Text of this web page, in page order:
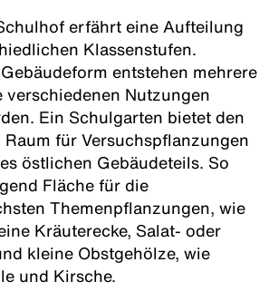
erfährt eine Aufteilung
Klassenstufen.
entstehen mehrere
verschiedenen Nutzungen
Ein Schulgarten bietet den
für Versuchspflanzungen
östlichen Gebäudeteils. So
Fläche für die
Themenpflanzungen, wie
Kräuterecke, Salat- oder
kleine Obstgehölze, wie
und Kirsche.